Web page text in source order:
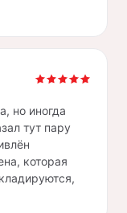
но иногда
тут пару
которая